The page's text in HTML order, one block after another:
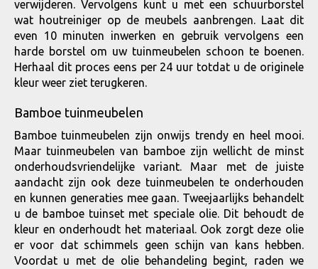
verwijderen. Vervolgens kunt u met een schuurborstel
wat houtreiniger op de meubels aanbrengen. Laat dit
even 10 minuten inwerken en gebruik vervolgens een
harde borstel om uw tuinmeubelen schoon te boenen.
Herhaal dit proces eens per 24 uur totdat u de originele
kleur weer ziet terugkeren.
Bamboe tuinmeubelen
Bamboe tuinmeubelen zijn onwijs trendy en heel mooi.
Maar tuinmeubelen van bamboe zijn wellicht de minst
onderhoudsvriendelijke variant. Maar met de juiste
aandacht zijn ook deze tuinmeubelen te onderhouden
en kunnen generaties mee gaan. Tweejaarlijks behandelt
u de bamboe tuinset met speciale olie. Dit behoudt de
kleur en onderhoudt het materiaal. Ook zorgt deze olie
er voor dat schimmels geen schijn van kans hebben.
Voordat u met de olie behandeling begint, raden we